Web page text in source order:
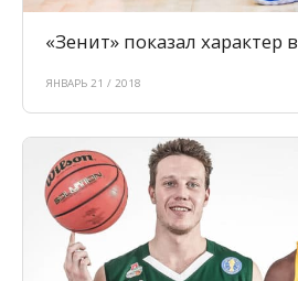
«Зенит» показал характер
ЯНВАРЬ 21 / 2018